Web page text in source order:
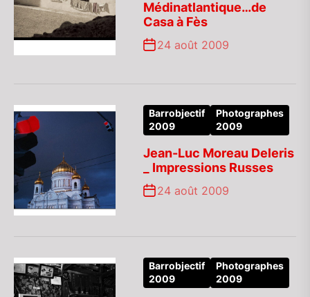
Médinatlantique…de
Casa à Fès
24 août 2009
Barrobjectif
2009
Photographes
2009
Jean-Luc Moreau Deleris
_ Impressions Russes
24 août 2009
Barrobjectif
2009
Photographes
2009